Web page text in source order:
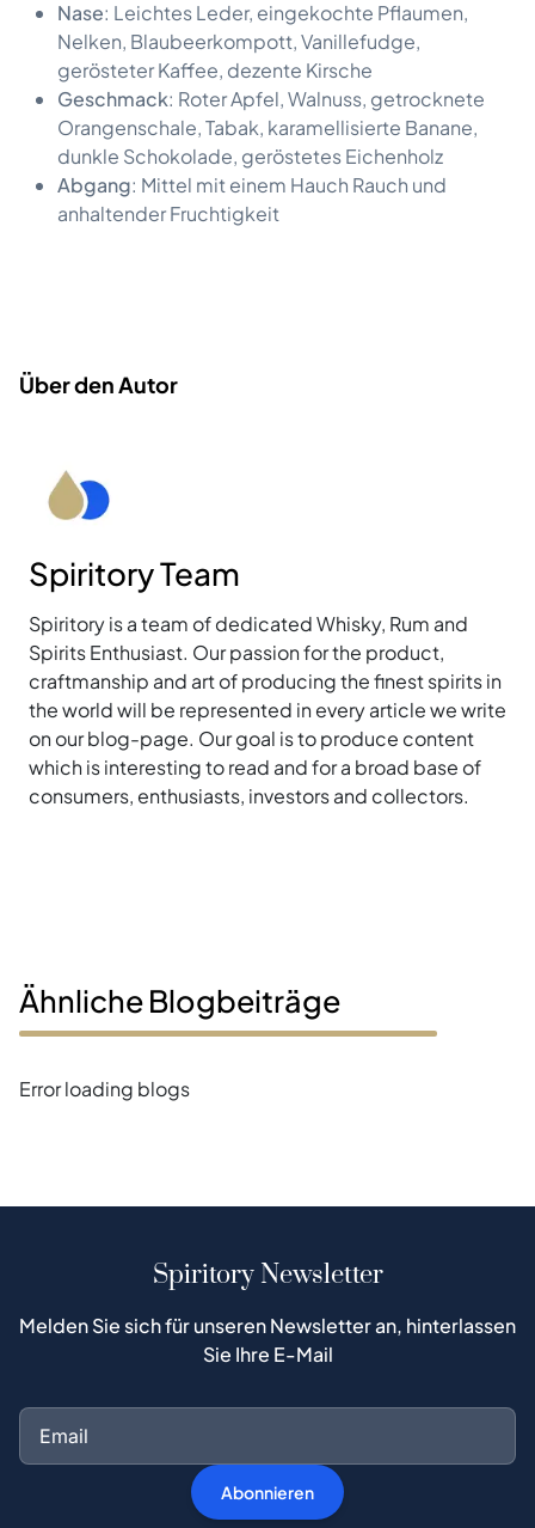
Nase: Leichtes Leder, eingekochte Pflaumen,
Nelken, Blaubeerkompott, Vanillefudge,
gerösteter Kaffee, dezente Kirsche
Geschmack: Roter Apfel, Walnuss, getrocknete
Orangenschale, Tabak, karamellisierte Banane,
dunkle Schokolade, geröstetes Eichenholz
Abgang: Mittel mit einem Hauch Rauch und
anhaltender Fruchtigkeit
Über den Autor
Spiritory Team
Spiritory is a team of dedicated Whisky, Rum and
Spirits Enthusiast. Our passion for the product,
craftmanship and art of producing the finest spirits in
the world will be represented in every article we write
on our blog-page. Our goal is to produce content
which is interesting to read and for a broad base of
consumers, enthusiasts, investors and collectors.
Ähnliche Blogbeiträge
Error loading blogs
Spiritory Newsletter
Melden Sie sich für unseren Newsletter an, hinterlassen
Sie Ihre E-Mail
Abonnieren